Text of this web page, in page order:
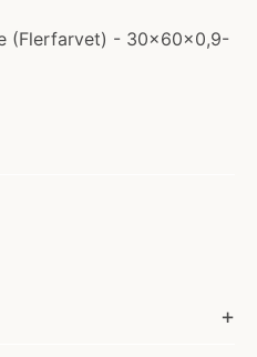
(Flerfarvet) - 30x60x0,9-